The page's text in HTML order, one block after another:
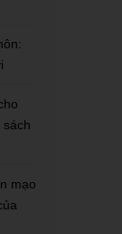
sách
mạo